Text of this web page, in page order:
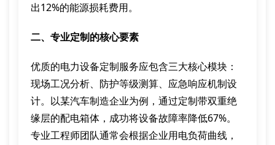
出12%的能源损耗费用。
二、专业定制的核心要素
优质的电力设备定制服务应包含三大核心模块：
现场工况分析、防护等级测算、应急响应机制设
计。以某汽车制造企业为例，通过定制带双重绝
缘层的配电箱体，成功将设备故障率降低67%。
专业工程师团队通常会根据企业用电负荷曲线，